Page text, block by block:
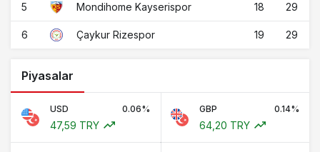
5 Mondihome Kayserispor 18 29
6 Çaykur Rizespor 19 29
Piyasalar
USD 0.06%
47,59 TRY
GBP 0.14%
64,20 TRY